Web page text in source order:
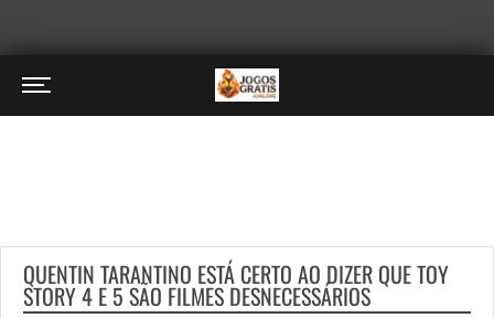
QUENTIN TARANTINO ESTÁ CERTO AO DIZER QUE TOY
STORY 4 E 5 SÃO FILMES DESNECESSÁRIOS